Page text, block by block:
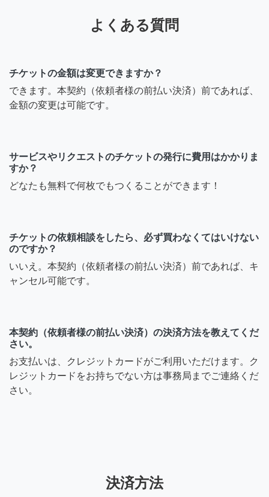
よくある質問
チケットの金額は変更できますか？
できます。本契約（依頼者様の前払い決済）前であれば、
金額の変更は可能です。
サービスやリクエストのチケットの発行に費用はかかりま
すか？
どなたも無料で何枚でもつくることができます！
チケットの依頼相談をしたら、必ず買わなくてはいけない
のですか？
いいえ。本契約（依頼者様の前払い決済）前であれば、キ
ャンセル可能です。
本契約（依頼者様の前払い決済）の決済方法を教えてくだ
さい。
お支払いは、クレジットカードがご利用いただけます。ク
レジットカードをお持ちでない方は事務局までご連絡くだ
さい。
決済方法